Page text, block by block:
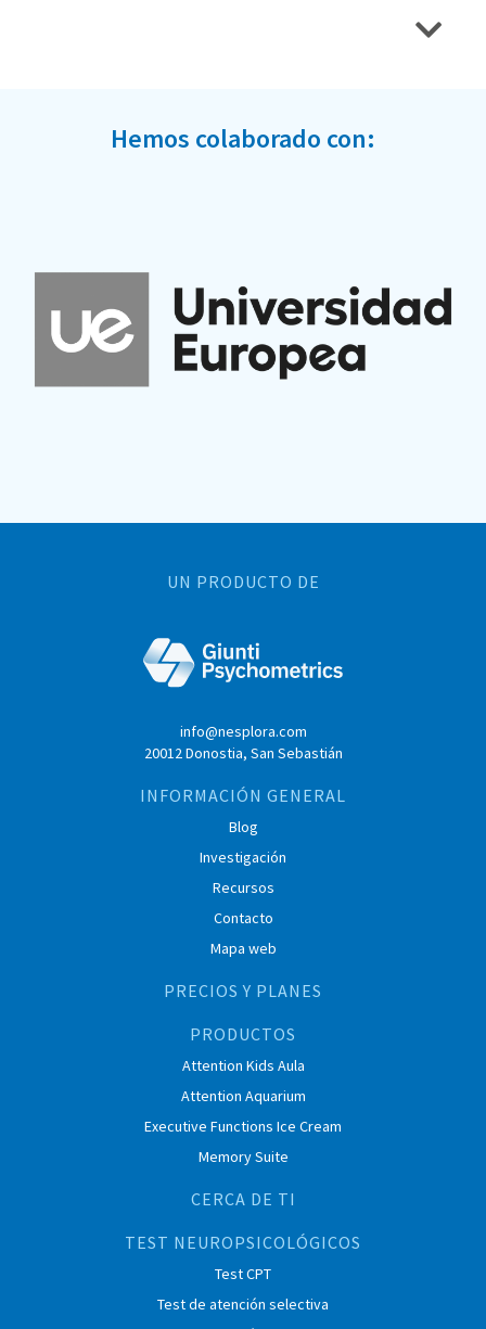
Hemos colaborado con:
UN PRODUCTO DE
info@nesplora.com
20012 Donostia, San Sebastián
INFORMACIÓN GENERAL
Blog
Investigación
Recursos
Contacto
Mapa web
PRECIOS Y PLANES
PRODUCTOS
Attention Kids Aula
Attention Aquarium
Executive Functions Ice Cream
Memory Suite
CERCA DE TI
TEST NEUROPSICOLÓGICOS
Test CPT
Test de atención selectiva